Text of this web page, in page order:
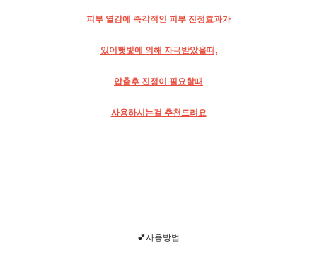
피부 열감에 즉각적인 피부 진정효과가
있어햇빛에 의해 자극받았을때,
압출후 진정이 필요할때
사용하시는걸 추천드려요
💕사용방법